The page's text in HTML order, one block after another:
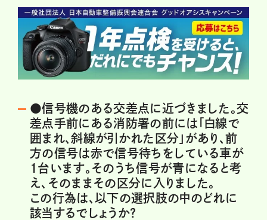
●信号機のある交差点に近づきました。交
差点手前にある消防署の前には「白線で
囲まれ、斜線が引かれた区分」があり、前
方の信号は赤で信号待ちをしている車が
1台います。そのうち信号が青になると考
え、そのままその区分に入りました。
この行為は、以下の選択肢の中のどれに
該当するでしょうか？